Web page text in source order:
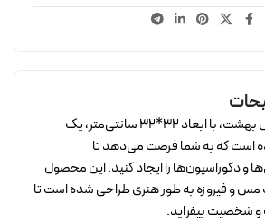
قاب مس و فیروزه مدل بهشت، با ابعاد 32*32 سانتی‌متر، یک
است که به شما فرصت می‌دهد تا
و دکوراسیون‌ها را ایجاد کنید. این محصول
مس و فیروزه به طور هنری طراحی شده است تا
شخصیت بیفزاید.